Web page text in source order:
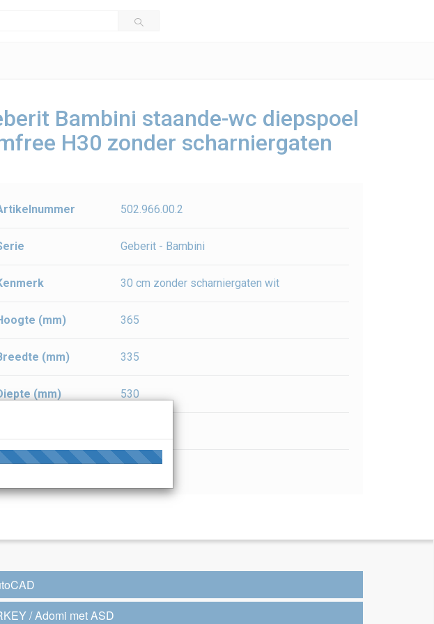
Bambini staande-wc diepspoel
H30 zonder scharniergaten
502.966.00.2
Geberit - Bambini
30 cm zonder scharniergaten wit
(mm) 365
(mm) 335
(mm) 530
pk
/ Adomi met ASD